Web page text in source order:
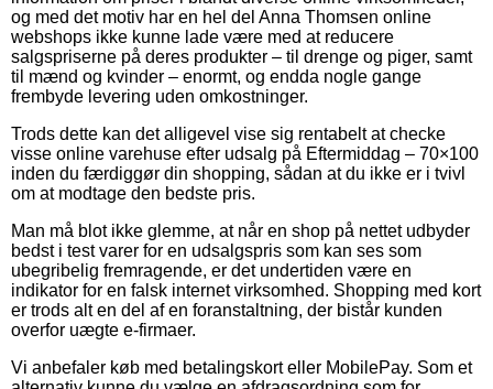
og med det motiv har en hel del Anna Thomsen online
webshops ikke kunne lade være med at reducere
salgspriserne på deres produkter – til drenge og piger, samt
til mænd og kvinder – enormt, og endda nogle gange
frembyde levering uden omkostninger.
Trods dette kan det alligevel vise sig rentabelt at checke
visse online varehuse efter udsalg på Eftermiddag – 70×100
inden du færdiggør din shopping, sådan at du ikke er i tvivl
om at modtage den bedste pris.
Man må blot ikke glemme, at når en shop på nettet udbyder
bedst i test varer for en udsalgspris som kan ses som
ubegribelig fremragende, er det undertiden være en
indikator for en falsk internet virksomhed. Shopping med kort
er trods alt en del af en foranstaltning, der bistår kunden
overfor uægte e-firmaer.
Vi anbefaler køb med betalingskort eller MobilePay. Som et